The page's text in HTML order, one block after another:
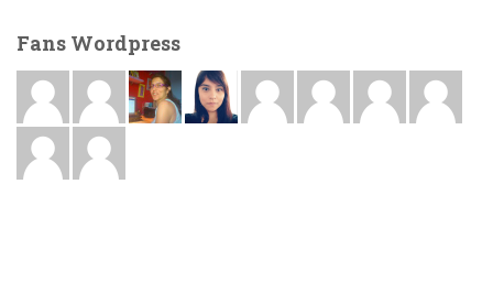
Fans Wordpress